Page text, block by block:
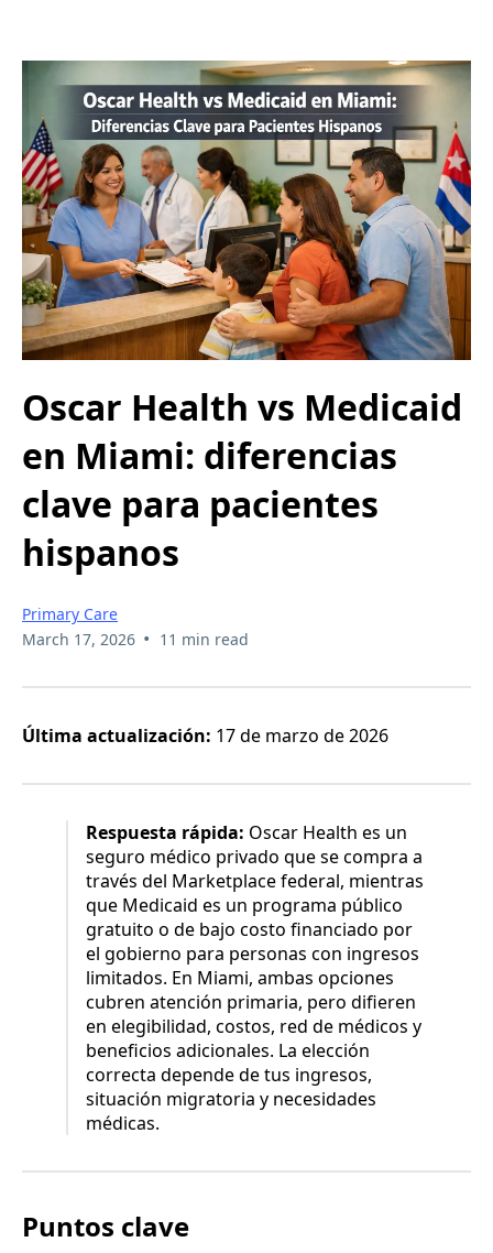
Oscar Health vs Medicaid
en Miami: diferencias
clave para pacientes
hispanos
Primary Care
March 17, 2026 • 11 min read
Última actualización: 17 de marzo de 2026
Respuesta rápida: Oscar Health es un
seguro médico privado que se compra a
través del Marketplace federal, mientras
que Medicaid es un programa público
gratuito o de bajo costo financiado por
el gobierno para personas con ingresos
limitados. En Miami, ambas opciones
cubren atención primaria, pero difieren
en elegibilidad, costos, red de médicos y
beneficios adicionales. La elección
correcta depende de tus ingresos,
situación migratoria y necesidades
médicas.
Puntos clave